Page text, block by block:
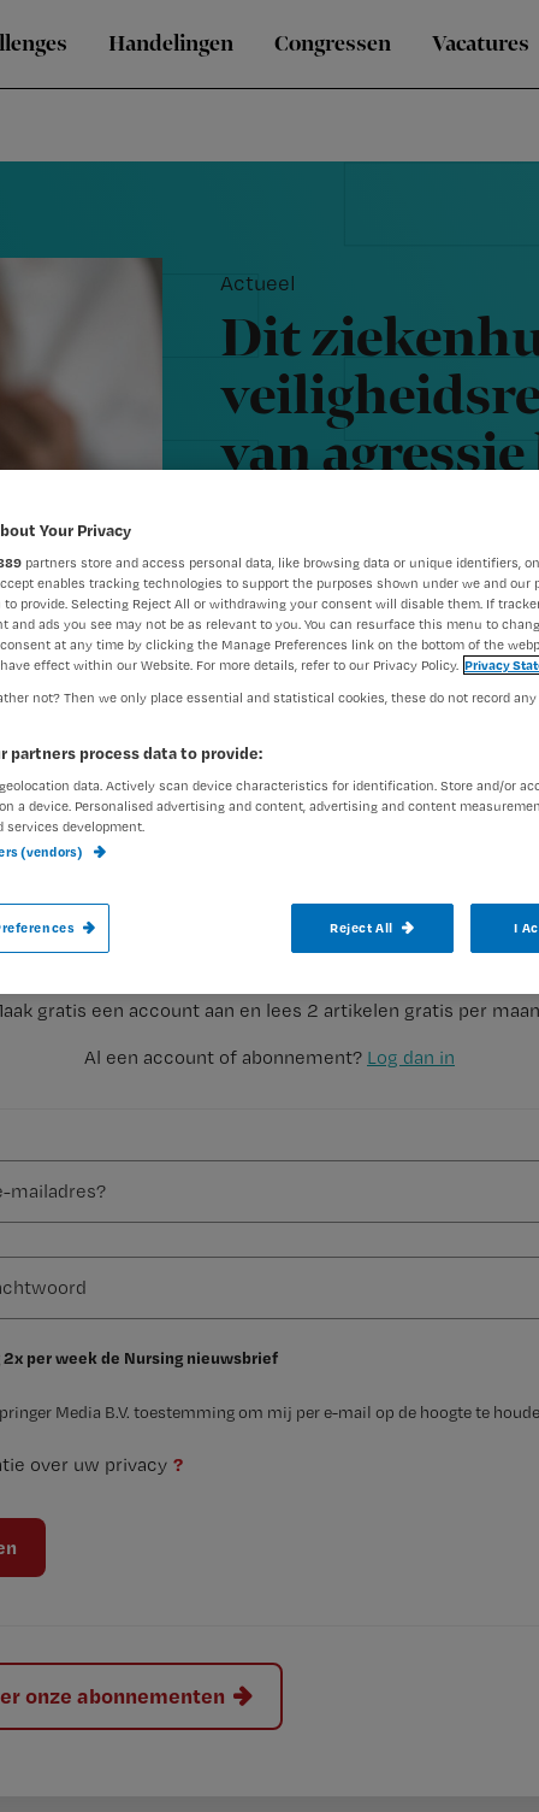
Handelingen Congressen Vacatures
Actueel
Dit
van
Auteur:Nienke Berends28 februari
Wil je dit artikel lezen?
gratis een account aan en lees 2 artikelen gratis per
Al een account of abonnement? Log dan in
2x per week de Nursing nieuwsbrief
Media B.V. toestemming om mij per e-mail op de hoogte te
over uw privacy ?
onze abonnementen
In het Máxima MC in Eindhoven en
veiligheidsregisseur zich fulltime bezig
veiligheidsregisseur Arnold de Lange hoe
Your Privacy
partners store and access personal data, like browsing data or unique identifiers,
enables tracking technologies to support the purposes shown under we and our
to provide. Selecting Reject All or withdrawing your consent will disable them. If
and ads you see may not be as relevant to you. You can resurface this menu to
at any time by clicking the Manage Preferences link on the bottom of the
effect within our Website. For more details, refer to our Privacy Policy. Privacy
not? Then we only place essential and statistical cookies, these do not record
partners process data to provide:
data. Actively scan device characteristics for identification. Store and/or
a device. Personalised advertising and content, advertising and content
services development.
(vendors)
Reject All I